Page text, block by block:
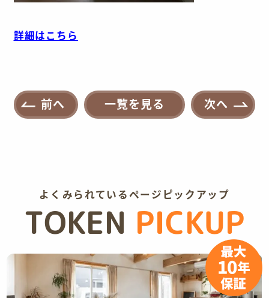
詳細はこちら
前へ 一覧を見る 次へ
よくみられているページピックアップ
TOKEN PICKUP